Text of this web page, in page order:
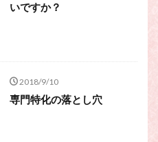
いですか？
2018/9/10
専門特化の落とし穴
セラピー
おまじない
になりたい
グ
ル・カウンセラー、スピリチュ